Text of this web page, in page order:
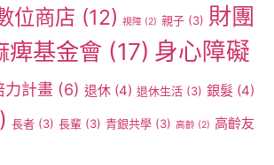
位商店 (12) 視障 (2) 親子 (3) 財團
痺基金會 (17) 身心障礙
力計畫 (6) 退休 (4) 退休生活 (3) 銀髮 (4)
長者 (3) 長輩 (3) 青銀共學 (3) 高齡 (2) 高齡友